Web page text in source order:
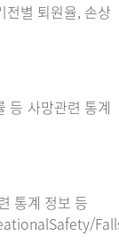
전별 퇴원율, 손상
등 사망관련 통계
통계 정보 등